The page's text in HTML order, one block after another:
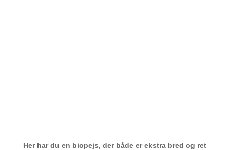
Her har du en biopejs, der både er ekstra bred og ret